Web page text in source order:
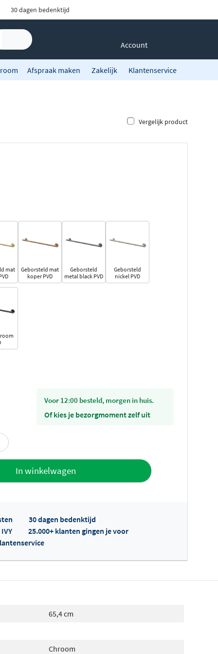
30 dagen bedenktijd
Account
Afspraak maken Zakelijk Klantenservice
Vergelijk product
mat
Geborsteld mat
koper PVD
Geborsteld
metal black PVD
Geborsteld
nickel PVD
voor 12:00 besteld, morgen in huis.
Of kies je bezorgmoment zelf uit
In winkelwagen
ophalen...
30 dagen bedenktijd
25.000+ klanten gingen je voor
65,4 cm
Chroom